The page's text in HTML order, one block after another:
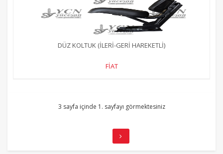
DÜZ KOLTUK (İLERİ-GERİ HAREKETLİ)
FİAT
3 sayfa içinde 1. sayfayı görmektesiniz